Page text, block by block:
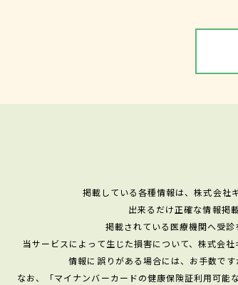
掲載している各種情報は、株式会社
出来るだけ正確な情報掲
掲載されている医療機関へ受
当サービスによって生じた損害について、株式会
情報に誤りがある場合には、お手数で
なお、「マイナンバーカードの健康保険証利用可能